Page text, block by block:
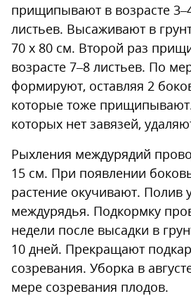
прищипывают в возрасте
листьев. Высаживают в
70 х 80 см. Второй раз
возрасте 7–8 листьев. По
формируют, оставляя 2
которые тоже
которых нет завязей,
Рыхления междурядий
15 см. При появлении
растение окучивают. Полив
междурядья. Подкормку
недели после высадки в
10 дней. Прекращают
созревания. Уборка в
мере созревания плодов.